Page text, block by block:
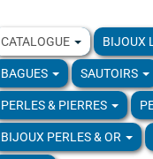
CATALOGUE BIJOUX
BAGUES SAUTOIRS
PERLES & PIERRES
BIJOUX PERLES & OR